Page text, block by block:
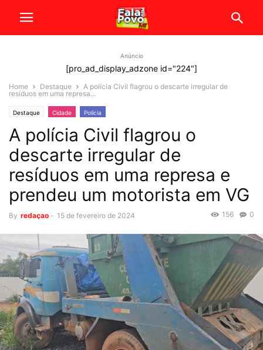
Anúncio
[pro_ad_display_adzone id="224"]
Home Destaque
A polícia Civil flagrou o descarte irregular de
resíduos em uma represa...
Destaque Cidade Polícia
A polícia Civil flagrou o
descarte irregular de
resíduos em uma represa e
prendeu um motorista em VG
By redaçao - 15 de fevereiro de 2024 0
156